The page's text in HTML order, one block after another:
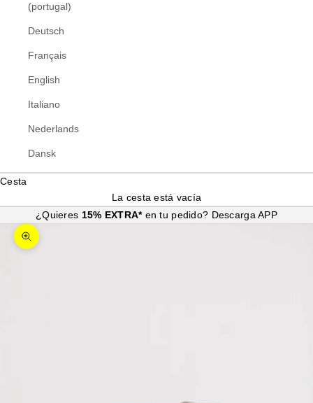
(portugal)
Deutsch
Français
English
Italiano
Nederlands
Dansk
Cesta
La cesta está vacía
¿Quieres 15% EXTRA* en tu pedido? Descarga APP
Zoom